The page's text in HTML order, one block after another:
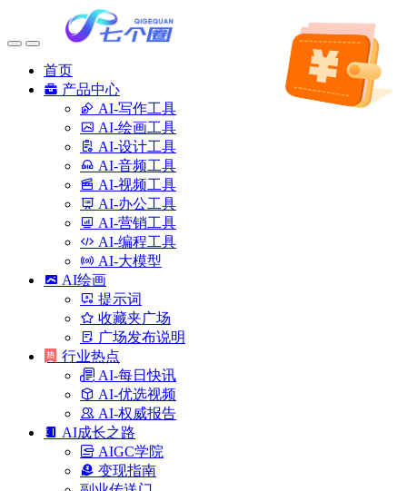
首页
产品中心
AI-写作工具
AI-绘画工具
AI-设计工具
AI-音频工具
AI-视频工具
AI-办公工具
AI-营销工具
AI-编程工具
AI-大模型
AI绘画
提示词
收藏夹广场
广场发布说明
行业热点
AI-每日快讯
AI-优选视频
AI-权威报告
AI成长之路
AIGC学院
变现指南